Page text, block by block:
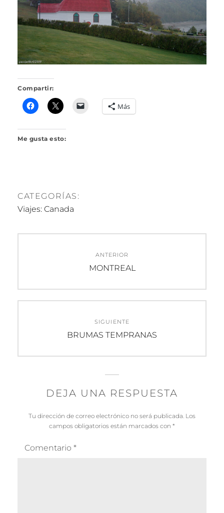
R
L
L
O
Compartir:
Más
Me gusta esto:
CATEGORÍAS:
Viajes: Canada
entradas
ANTERIOR
Entrada
MONTREAL
SIGUIENTE
Entrada
BRUMAS TEMPRANAS
DEJA UNA RESPUESTA
Tu dirección de correo electrónico no será publicada. Los
campos obligatorios están marcados con *
Comentario *